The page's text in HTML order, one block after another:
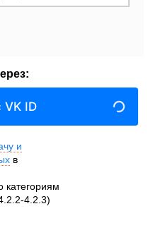
VK ID
и
в
категориям
4.2.3)